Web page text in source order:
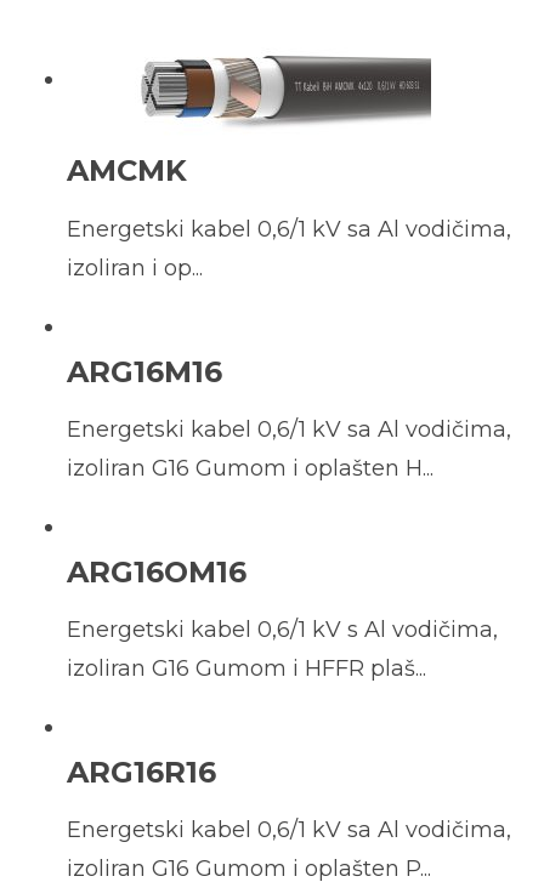
AMCMK
Energetski kabel 0,6/1 kV sa Al vodičima,
izoliran i op...
ARG16M16
Energetski kabel 0,6/1 kV sa Al vodičima,
izoliran G16 Gumom i oplašten H...
ARG16OM16
Energetski kabel 0,6/1 kV s Al vodičima,
izoliran G16 Gumom i HFFR plaš...
ARG16R16
Energetski kabel 0,6/1 kV sa Al vodičima,
izoliran G16 Gumom i oplašten P...